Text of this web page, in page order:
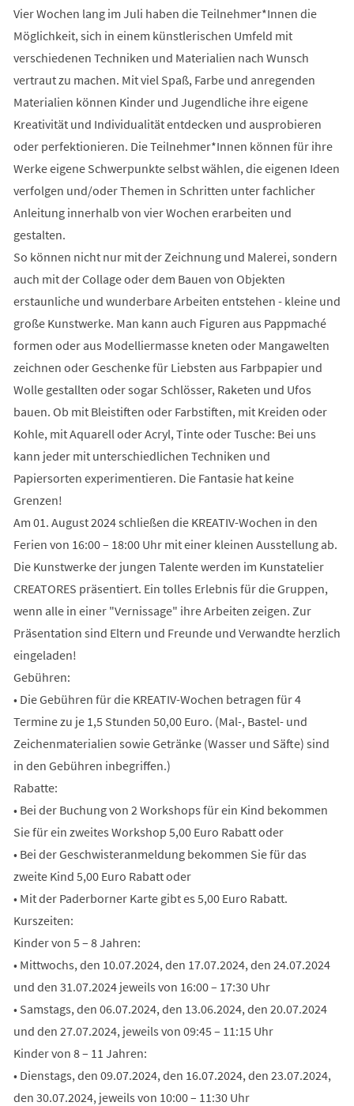
Vier Wochen lang im Juli haben die Teilnehmer*Innen die
Möglichkeit, sich in einem künstlerischen Umfeld mit
verschiedenen Techniken und Materialien nach Wunsch
vertraut zu machen. Mit viel Spaß, Farbe und anregenden
Materialien können Kinder und Jugendliche ihre eigene
Kreativität und Individualität entdecken und ausprobieren
oder perfektionieren. Die Teilnehmer*Innen können für ihre
Werke eigene Schwerpunkte selbst wählen, die eigenen Ideen
verfolgen und/oder Themen in Schritten unter fachlicher
Anleitung innerhalb von vier Wochen erarbeiten und
gestalten.
So können nicht nur mit der Zeichnung und Malerei, sondern
auch mit der Collage oder dem Bauen von Objekten
erstaunliche und wunderbare Arbeiten entstehen - kleine und
große Kunstwerke. Man kann auch Figuren aus Pappmaché
formen oder aus Modelliermasse kneten oder Mangawelten
zeichnen oder Geschenke für Liebsten aus Farbpapier und
Wolle gestallten oder sogar Schlösser, Raketen und Ufos
bauen. Ob mit Bleistiften oder Farbstiften, mit Kreiden oder
Kohle, mit Aquarell oder Acryl, Tinte oder Tusche: Bei uns
kann jeder mit unterschiedlichen Techniken und
Papiersorten experimentieren. Die Fantasie hat keine
Grenzen!
Am 01. August 2024 schließen die KREATIV-Wochen in den
Ferien von 16:00 – 18:00 Uhr mit einer kleinen Ausstellung ab.
Die Kunstwerke der jungen Talente werden im Kunstatelier
CREATORES präsentiert. Ein tolles Erlebnis für die Gruppen,
wenn alle in einer "Vernissage" ihre Arbeiten zeigen. Zur
Präsentation sind Eltern und Freunde und Verwandte herzlich
eingeladen!
Gebühren:
• Die Gebühren für die KREATIV-Wochen betragen für 4
Termine zu je 1,5 Stunden 50,00 Euro. (Mal-, Bastel- und
Zeichenmaterialien sowie Getränke (Wasser und Säfte) sind
in den Gebühren inbegriffen.)
Rabatte:
• Bei der Buchung von 2 Workshops für ein Kind bekommen
Sie für ein zweites Workshop 5,00 Euro Rabatt oder
• Bei der Geschwisteranmeldung bekommen Sie für das
zweite Kind 5,00 Euro Rabatt oder
• Mit der Paderborner Karte gibt es 5,00 Euro Rabatt.
Kurszeiten:
Kinder von 5 – 8 Jahren:
• Mittwochs, den 10.07.2024, den 17.07.2024, den 24.07.2024
und den 31.07.2024 jeweils von 16:00 – 17:30 Uhr
• Samstags, den 06.07.2024, den 13.06.2024, den 20.07.2024
und den 27.07.2024, jeweils von 09:45 – 11:15 Uhr
Kinder von 8 – 11 Jahren:
• Dienstags, den 09.07.2024, den 16.07.2024, den 23.07.2024,
den 30.07.2024, jeweils von 10:00 – 11:30 Uhr